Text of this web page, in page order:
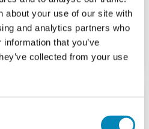
about your use of our site with
and analytics partners who
that you’ve
collected from your use